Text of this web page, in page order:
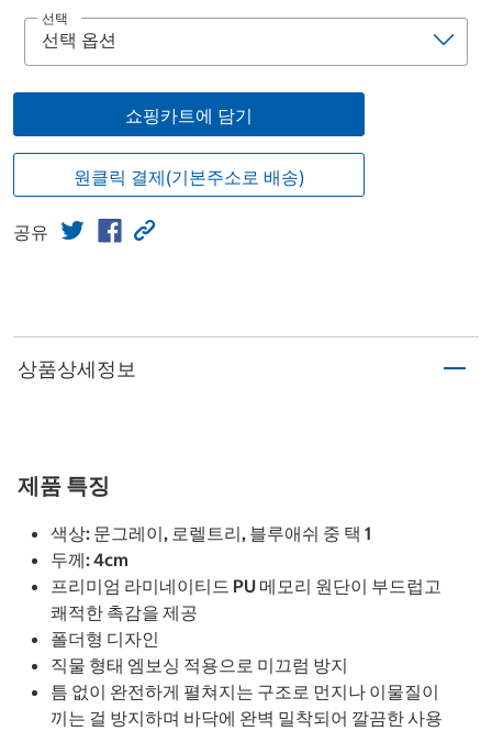
선택
쇼핑카트에 담기
원클릭 결제(기본주소로 배송)
공유
상품상세정보
제품 특징
색상: 문그레이, 로렐트리, 블루애쉬 중 택 1
두께: 4cm
프리미엄 라미네이티드 PU 메모리 원단이 부드럽고
쾌적한 촉감을 제공
폴더형 디자인
직물 형태 엠보싱 적용으로 미끄럼 방지
틈 없이 완전하게 펼쳐지는 구조로 먼지나 이물질이
끼는 걸 방지하며 바닥에 완벽 밀착되어 깔끔한 사용